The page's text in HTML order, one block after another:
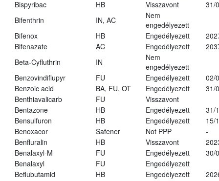
Bispyribac
HB Visszavont
31/
Bifenthrin
IN, AC
Nem
engedélyezett
Bifenox
HB Engedélyezett
Bifenazate
AC Engedélyezett
Beta-Cyfluthrin
IN
Nem
engedélyezett
Benzovindiflupyr
FU Engedélyezett
02/
Benzoic acid
BA, FU, OT Engedélyezett
31/
Benthiavalicarb
FU
Visszavont
Bentazone
HB Engedélyezett
31/
Bensulfuron
HB Engedélyezett
15/
Benoxacor
Safener Not PPP
-
Benfluralin
HB Visszavont
Benalaxyl-M
FU Engedélyezett
30/
Benalaxyl
FU
Engedélyezett
Beflubutamid
HB Engedélyezett